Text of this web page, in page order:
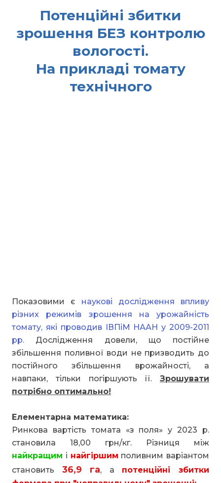
Потенційні збитки
зрошення БЕЗ контролю
вологості.
На прикладі томату
технічного
Показовими є наукові дослідження впливу
різних режимів зрошення на урожайність
томату, які проводив ІВПіМ НААН у 2009-2011
рр. Дослідження довели, що постійне
збільшення поливної води не призводить до
постійного збільшення врожайності, а
навпаки, тільки погіршують її. Зрошувати
потрібно оптимально!
Елементарна математика:
Ринкова вартість томата «з поля» у 2023 р.
становила 18,00 грн/кг. Різниця між
найкращим і найгіршим поливним варіантом
становить 36,9 га, а потенційні збитки